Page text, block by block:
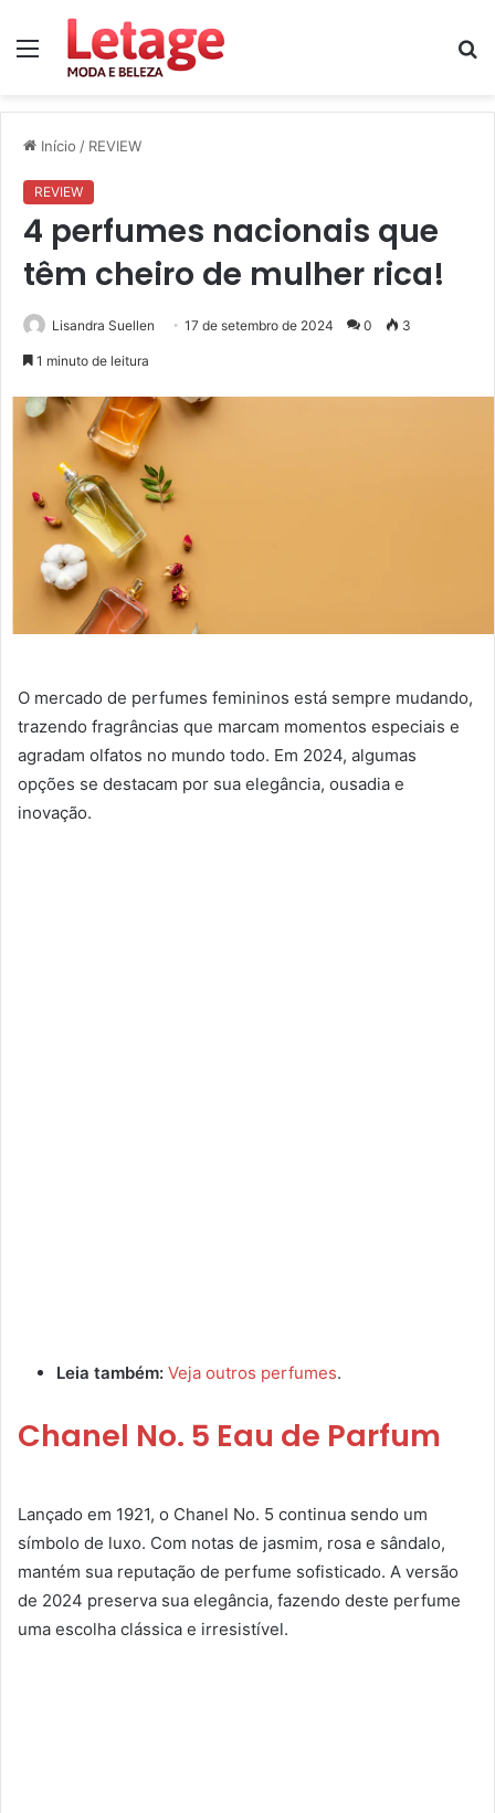
Menu
Início / REVIEW
REVIEW
4 perfumes nacionais que
têm cheiro de mulher rica!
Lisandra Suellen 17 de setembro de 2024 0 3
1 minuto de leitura
O mercado de perfumes femininos está sempre mudando,
trazendo fragrâncias que marcam momentos especiais e
agradam olfatos no mundo todo. Em 2024, algumas
opções se destacam por sua elegância, ousadia e
inovação.
Leia também: Veja outros perfumes.
Chanel No. 5 Eau de Parfum
Lançado em 1921, o Chanel No. 5 continua sendo um
símbolo de luxo. Com notas de jasmim, rosa e sândalo,
mantém sua reputação de perfume sofisticado. A versão
de 2024 preserva sua elegância, fazendo deste perfume
uma escolha clássica e irresistível.